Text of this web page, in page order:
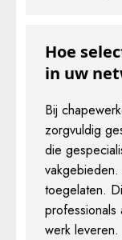
Hoe
in uw
Bij
zorgvuldig
die
toegelaten.
werk leveren.